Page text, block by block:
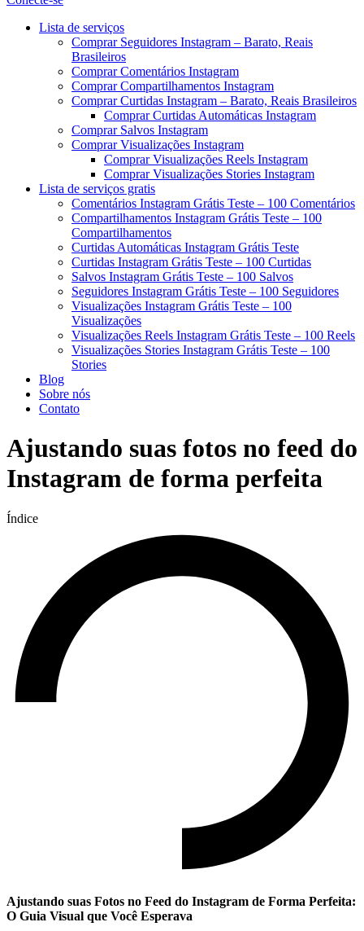
Menu
Lista de serviços
Comprar Seguidores Instagram – Barato, Reais
Brasileiros
Comprar Comentários Instagram
Comprar Compartilhamentos Instagram
Comprar Curtidas Instagram – Barato, Reais Brasileiros
Comprar Curtidas Automáticas Instagram
Comprar Salvos Instagram
Comprar Visualizações Instagram
Comprar Visualizações Reels Instagram
Comprar Visualizações Stories Instagram
Lista de serviços gratis
Comentários Instagram Grátis Teste – 100 Comentários
Compartilhamentos Instagram Grátis Teste – 100
Compartilhamentos
Curtidas Automáticas Instagram Grátis Teste
Curtidas Instagram Grátis Teste – 100 Curtidas
Salvos Instagram Grátis Teste – 100 Salvos
Seguidores Instagram Grátis Teste – 100 Seguidores
Visualizações Instagram Grátis Teste – 100
Visualizações
Visualizações Reels Instagram Grátis Teste – 100 Reels
Visualizações Stories Instagram Grátis Teste – 100
Stories
Blog
Sobre nós
Contato
Ajustando suas fotos no feed do
Instagram de forma perfeita
Índice
Ajustando suas Fotos no Feed do⁤ Instagram de Forma Perfeita:⁣
O ​Guia‌ Visual que Você Esperava